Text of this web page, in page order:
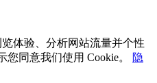
体验、分析网站流量并个性
同意我们使用 Cookie。
隐